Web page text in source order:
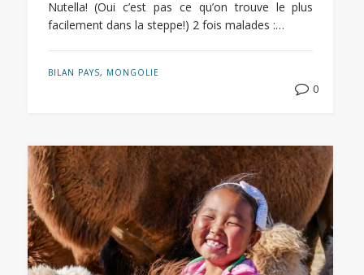
Nutella! (Oui c’est pas ce qu’on trouve le plus
facilement dans la steppe!) 2 fois malades :…
BILAN PAYS, MONGOLIE
0